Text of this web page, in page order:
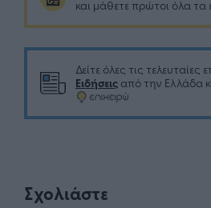
και μάθετε πρώτοι όλα τα
Δείτε όλες τις τελευταίες
Ειδήσεις από την Ελλάδα
Σχολιάστε